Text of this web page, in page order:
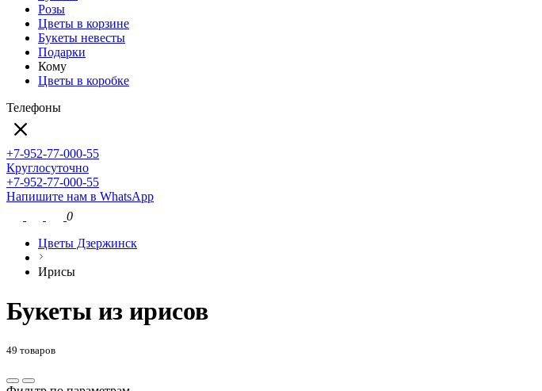
Розы
Цветы в корзине
Букеты невесты
Подарки
Кому
Цветы в коробке
Телефоны
+7-952-77-000-55
Круглосуточно
+7-952-77-000-55
Напишите нам в WhatsApp
0
Цветы Дзержинск
Ирисы
Букеты из ирисов
49 товаров